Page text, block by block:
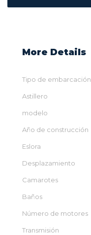
More Details
Tipo de embarcación
Astillero
modelo
Año de construcción
Eslora
Desplazamiento
Camarotes
Baños
Número de motores
Transmisión